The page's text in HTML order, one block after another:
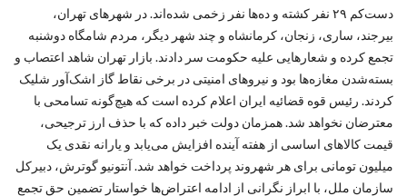
دست‌کم ۲۹ نفر کشته و ده‌ها نفر زخمی شده‌اند. در شهرهای تهران،
بیرجند، ساری، زنجان، کرمانشاه و چند شهر دیگر، مردم شامگاه دوشنبه
تجمع کرده و شعارهایی علیه حکومت سر دادند. بازار تهران شاهد اعتصاب و
بسته‌شدن مغازه‌ها بود و نیروهای امنیتی در برخی نقاط گاز اشک‌آور شلیک
کردند. رئیس قوه قضائیه ایران اعلام کرده است که هیچ‌گونه تسامحی با
معترضان نخواهد شد. همزمان دولت خبر داده که با حذف ارز ترجیحی،
قیمت کالاهای اساسی از هفته آینده افزایش می‌یابد و یارانه نقدی یک
میلیون تومانی برای هر شهروند پرداخت خواهد شد. آنتونیو گوترش، دبیرکل
سازمان ملل، با ابراز نگرانی از ادامه اعتراض‌ها خواستار تضمین حق تجمع